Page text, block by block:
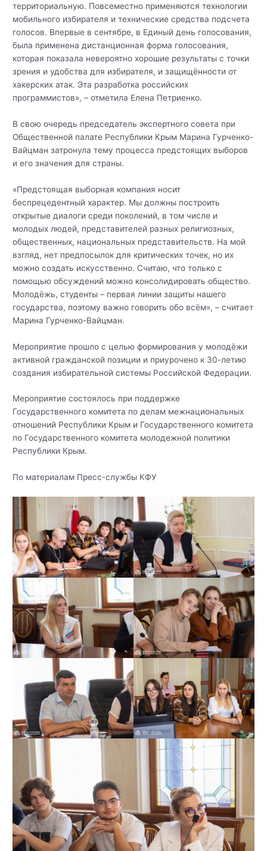
территориальную. Повсеместно применяются технологии
мобильного избирателя и технические средства подсчета
голосов. Впервые в сентябре, в Единый день голосования,
была применена дистанционная форма голосования,
которая показала невероятно хорошие результаты с точки
зрения и удобства для избирателя, и защищённости от
хакерских атак. Эта разработка российских
программистов», – отметила Елена Петриенко.
В свою очередь председатель экспертного совета при
Общественной палате Республики Крым Марина Гурченко-
Вайцман затронула тему процесса предстоящих выборов
и его значения для страны.
«Предстоящая выборная компания носит
беспрецедентный характер. Мы должны построить
открытые диалоги среди поколений, в том числе и
молодых людей, представителей разных религиозных,
общественных, национальных представительств. На мой
взгляд, нет предпосылок для критических точек, но их
можно создать искусственно. Считаю, что только с
помощью обсуждений можно консолидировать общество.
Молодёжь, студенты – первая линии защиты нашего
государства, поэтому важно говорить обо всём», – считает
Марина Гурченко-Вайцман.
Мероприятие прошло с целью формирования у молодёжи
активной гражданской позиции и приурочено к 30-летию
создания избирательной системы Российской Федерации.
Мероприятие состоялось при поддержке
Государственного комитета по делам межнациональных
отношений Республики Крым и Государственного комитета
по Государственного комитета молодежной политики
Республики Крым.
По материалам Пресс-службы КФУ